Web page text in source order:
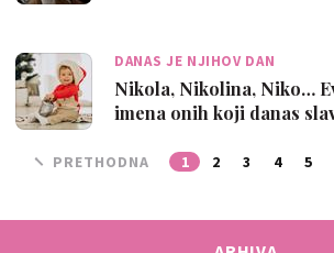
DANAS JE NJIHOV DAN
Nikola, Nikolina, Niko…
imena onih koji danas
PRETHODNA 1 2 3 4 5